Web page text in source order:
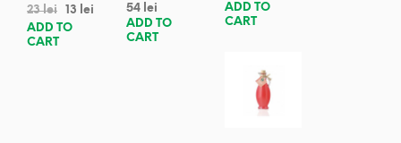
23lei 13
lei
ADD TO
CART
54 lei
ADD TO
CART
ADD TO
CART